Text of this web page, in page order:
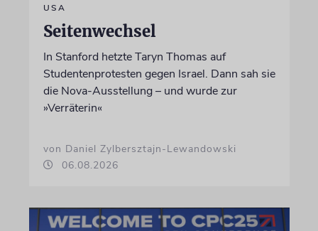
USA
Seitenwechsel
In Stanford hetzte Taryn Thomas auf
Studentenprotesten gegen Israel. Dann sah sie
die Nova-Ausstellung – und wurde zur
»Verräterin«
von Daniel Zylbersztajn-Lewandowski
06.08.2026